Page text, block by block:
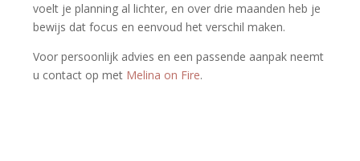
voelt je planning al lichter, en over drie maanden heb je
bewijs dat focus en eenvoud het verschil maken.
Voor persoonlijk advies en een passende aanpak neemt
u contact op met Melina on Fire.